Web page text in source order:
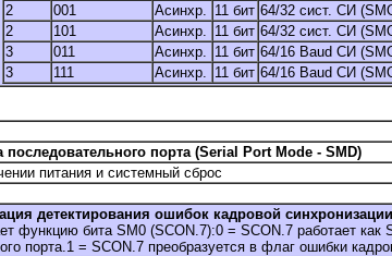
2
001 Асинхр. 11 бит 64/32 сист. СИ
2
101 Асинхр. 11 бит 64/32 сист. СИ
3
011 Асинхр. 11 бит 64/16 Baud СИ
3
111 Асинхр. 11 бит 64/16 Baud СИ
последовательного порта (Serial Port Mode - SMD)
питания и системный сброс
детектирования ошибок кадровой
функцию бита SM0 (SCON.7):0 = SCON.7 работает
порта.1 = SCON.7 преобразуется в флаг ошибки